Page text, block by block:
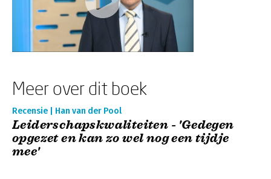
Meer over dit boek
Recensie | Han van der Pool
Leiderschapskwaliteiten - 'Gedegen
opgezet en kan zo wel nog een tijdje
mee'